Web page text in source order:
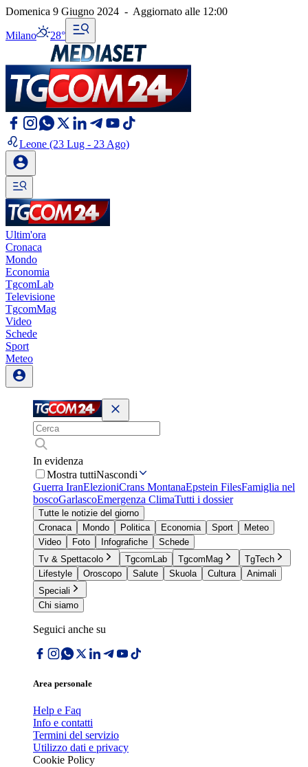
Domenica 9 Giugno 2024 - Aggiornato alle 12:00
Milano 28°
Leone (23 Lug - 23 Ago)
Ultim'ora
Cronaca
Mondo
Economia
TgcomLab
Televisione
TgcomMag
Video
Schede
Sport
Meteo
In evidenza
Mostra tuttiNascondi
Guerra IranElezioniCrans MontanaEpstein FilesFamiglia nel
boscoGarlascoEmergenza ClimaTutti i dossier
Tutte le notizie del giorno
Cronaca
Mondo Politica Economia Sport
Meteo
Video
Foto Infografiche
Schede
Tv & Spettacolo
TgcomLab TgcomMag
TgTech
Lifestyle
Oroscopo Salute Skuola Cultura
Animali
Speciali
Chi siamo
Seguici anche su
Area personale
Help e Faq
Info e contatti
Termini del servizio
Utilizzo dati e privacy
Cookie Policy